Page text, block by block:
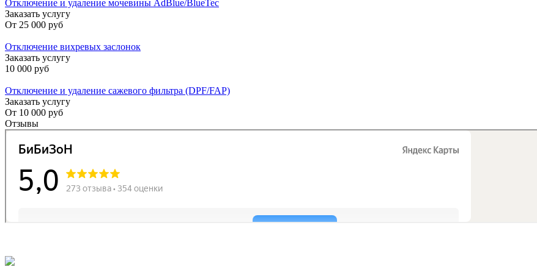
Отключение и удаление мочевины AdBlue/BlueTec
Заказать услугу
От 25 000 руб
Отключение вихревых заслонок
Заказать услугу
10 000 руб
Отключение и удаление сажевого фильтра (DPF/FAP)
Заказать услугу
От 10 000 руб
Отзывы